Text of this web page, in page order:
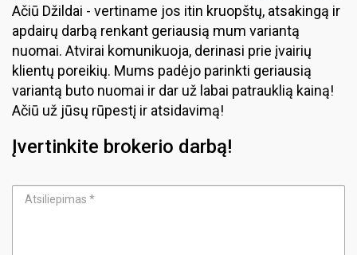
Ačiū Džildai - vertiname jos itin kruopštų, atsakingą ir
apdairų darbą renkant geriausią mum variantą
nuomai. Atvirai komunikuoja, derinasi prie įvairių
klientų poreikių. Mums padėjo parinkti geriausią
variantą buto nuomai ir dar už labai patrauklią kainą!
Ačiū už jūsų rūpestį ir atsidavimą!
Įvertinkite brokerio darbą!